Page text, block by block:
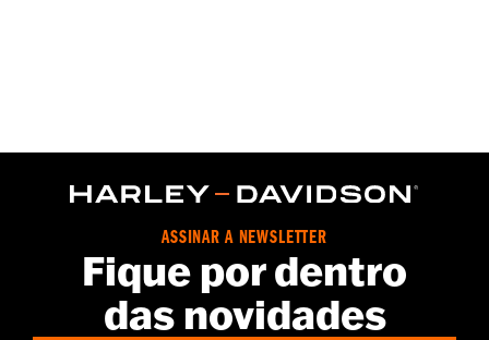
ASSINAR A NEWSLETTER
Fique por dentro
das novidades